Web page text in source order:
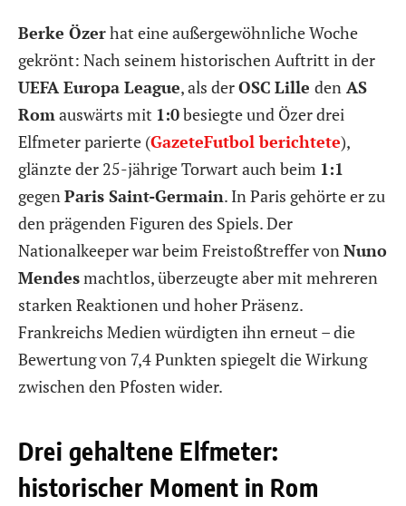
Berke Özerhat eine außergewöhnliche Woche
gekrönt: Nach seinem historischen Auftritt in der
UEFA Europa League, als derOSC Lille den AS
Rom auswärts mit 1:0besiegte und Özer drei
Elfmeter parierte (GazeteFutbol berichtete),
glänzte der 25-jährige Torwart auch beim 1:1
gegen Paris Saint-Germain. In Paris gehörte er zu
den prägenden Figuren des Spiels. Der
Nationalkeeper war beim Freistoßtreffer von Nuno
Mendesmachtlos, überzeugte aber mit mehreren
starken Reaktionen und hoher Präsenz.
Frankreichs Medien würdigten ihn erneut – die
Bewertung von 7,4 Punkten spiegelt die Wirkung
zwischen den Pfosten wider.
Drei gehaltene Elfmeter:
historischer Moment in Rom